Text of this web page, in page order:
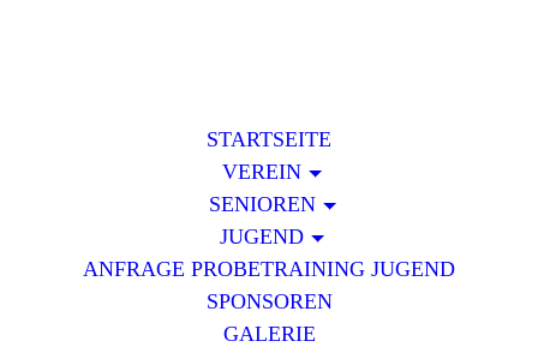
STARTSEITE
VEREIN
SENIOREN
JUGEND
ANFRAGE PROBETRAINING JUGEND
SPONSOREN
GALERIE